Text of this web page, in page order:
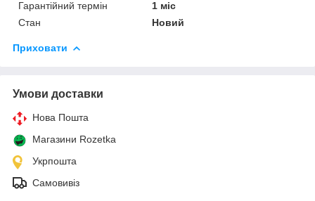
Гарантійний термін
1 міс
Стан
Новий
Приховати
Умови доставки
Нова Пошта
Магазини Rozetka
Укрпошта
Самовивіз